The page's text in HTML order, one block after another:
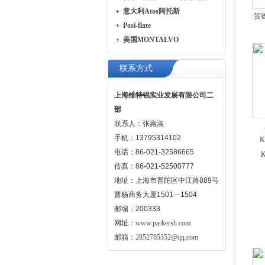
意大利Atos阿托斯
Posi-flate
美国MONTALVO
联系方式
上海维特锐实业发展有限公司二
部
联系人：张惠淑
手机：13795314102
电话：86-021-32586665
传真：86-021-52500777
地址：上海市普陀区中江路889号
曹杨商务大厦1501—1504
邮编：200333
网址： www.parkersh.com
邮箱： 2852785352@qq.com
贺